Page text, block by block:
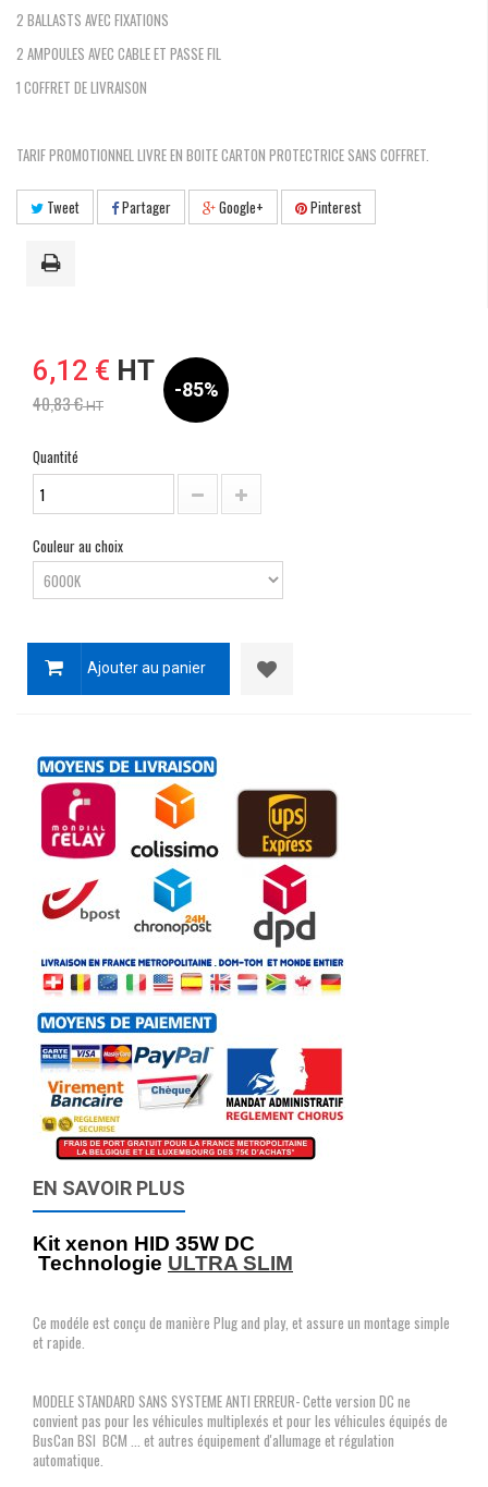
2 BALLASTS AVEC FIXATIONS
2 AMPOULES AVEC CABLE ET PASSE FIL
1 COFFRET DE LIVRAISON
TARIF PROMOTIONNEL LIVRE EN BOITE CARTON PROTECTRICE SANS COFFRET.
Tweet Partager Google+ Pinterest
6,12 € HT
40,83 €HT
-85%
Quantité
Couleur au choix
Ajouter au panier
EN SAVOIR PLUS
Kit xenon HID 35W DC
Technologie ULTRA SLIM
Ce modéle est conçu de manière Plug and play, et assure un montage simple
et rapide.
MODELE STANDARD SANS SYSTEME ANTI ERREUR- Cette version DC ne
convient pas pour les véhicules multiplexés et pour les véhicules équipés de
BusCan BSI BCM ... et autres équipement d'allumage et régulation
automatique.